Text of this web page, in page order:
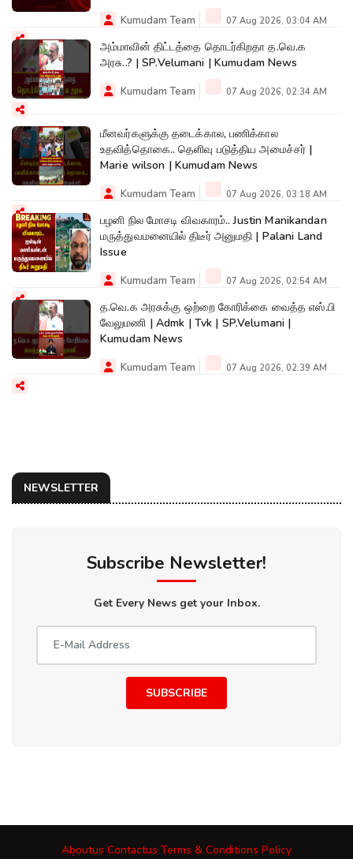
Kumudam Team 07 Aug 2026, 03:04 AM
அம்மாவின் திட்டத்தை தொடர்கிறதா த.வெ.க
அரசு..? | SP.Velumani | Kumudam News
Kumudam Team 07 Aug 2026, 02:34 AM
மீனவர்களுக்கு தடைக்கால, பணிக்கால
உதவித்தொகை.. தெளிவு படுத்திய அமைச்சர் |
Marie wilson | Kumudam News
Kumudam Team 07 Aug 2026, 03:18 AM
பழனி நில மோசடி விவகாரம்.. Justin Manikandan
மருத்துவமனையில் திடீர் அனுமதி | Palani Land
Issue
Kumudam Team 07 Aug 2026, 02:54 AM
த.வெ.க அரசுக்கு ஒற்றை கோரிக்கை வைத்த எஸ்.பி
வேலுமணி | Admk | Tvk | SP.Velumani |
Kumudam News
Kumudam Team 07 Aug 2026, 02:39 AM
NEWSLETTER
Subscribe Newsletter!
Get Every News get your Inbox.
SUBSCRIBE
Aboutus Contactus Terms & Conditions Policy